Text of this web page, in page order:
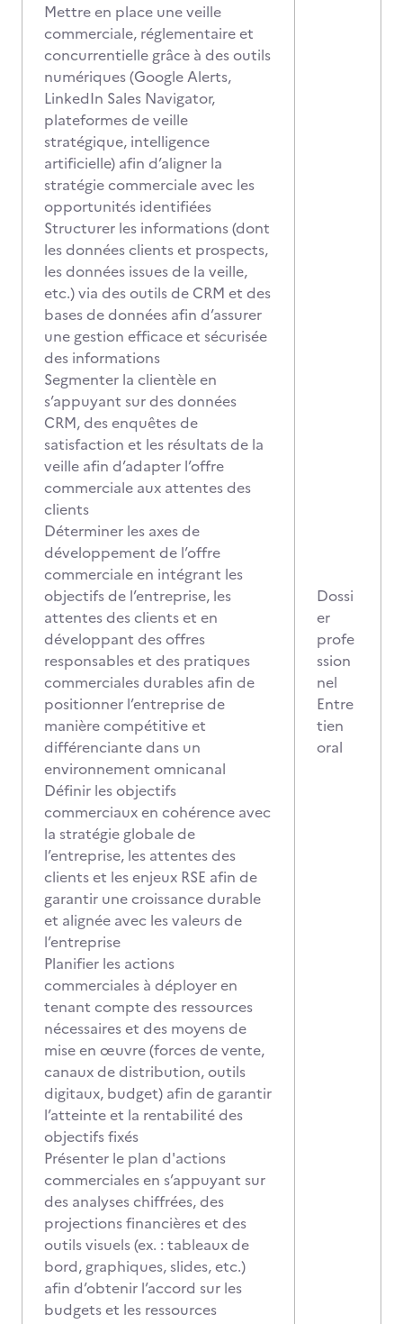
Mettre en place une veille
commerciale, réglementaire et
concurrentielle grâce à des outils
numériques (Google Alerts,
LinkedIn Sales Navigator,
plateformes de veille
stratégique, intelligence
artificielle) afin d’aligner la
stratégie commerciale avec les
opportunités identifiées
Structurer les informations (dont
les données clients et prospects,
les données issues de la veille,
etc.) via des outils de CRM et des
bases de données afin d’assurer
une gestion efficace et sécurisée
des informations
Segmenter la clientèle en
s’appuyant sur des données
CRM, des enquêtes de
satisfaction et les résultats de la
veille afin d’adapter l’offre
commerciale aux attentes des
clients
Déterminer les axes de
développement de l’offre
commerciale en intégrant les
objectifs de l’entreprise, les
attentes des clients et en
développant des offres
responsables et des pratiques
commerciales durables afin de
positionner l’entreprise de
manière compétitive et
différenciante dans un
environnement omnicanal
Définir les objectifs
commerciaux en cohérence avec
la stratégie globale de
l’entreprise, les attentes des
clients et les enjeux RSE afin de
garantir une croissance durable
et alignée avec les valeurs de
l’entreprise
Planifier les actions
commerciales à déployer en
tenant compte des ressources
nécessaires et des moyens de
mise en œuvre (forces de vente,
canaux de distribution, outils
digitaux, budget) afin de garantir
l’atteinte et la rentabilité des
objectifs fixés
Présenter le plan d'actions
commerciales en s’appuyant sur
des analyses chiffrées, des
projections financières et des
outils visuels (ex. : tableaux de
bord, graphiques, slides, etc.)
afin d’obtenir l’accord sur les
budgets et les ressources
Dossi
er
profe
ssion
nel
Entre
tien
oral